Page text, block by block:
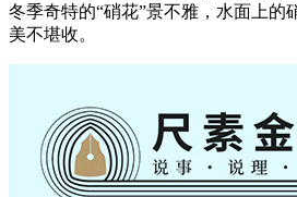
冬季奇特的“硝花”景不雅，水面上的
美不堪收。